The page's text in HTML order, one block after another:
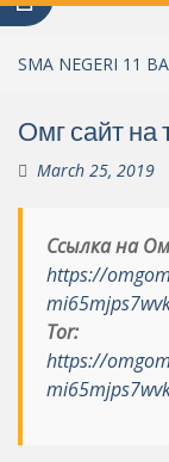
SMA NEGERI 11
Омг сайт на
March 25, 2019
Ссылка на
https://
Tor:
https://